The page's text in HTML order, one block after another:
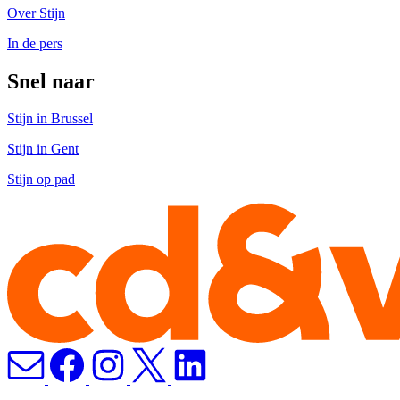
Over Stijn
In de pers
Snel naar
Stijn in Brussel
Stijn in Gent
Stijn op pad